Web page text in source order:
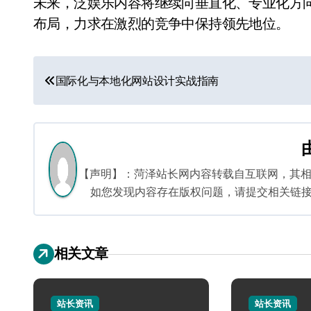
布局，力求在激烈的竞争中保持领先地位。
文
章
导
航
国际化与本地化网站设计实战指南
【声明】：菏泽站长网内容转载自互联网，
如您发现内容存在版权问题，请提交相关链
相关文章
站长资讯 站长资讯